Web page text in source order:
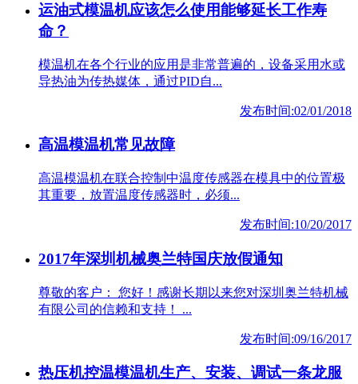
运油式模温机应该怎么使用能够延长工作寿
命？
模温机在各个行业的应用是非常普遍的，设备采用水或
导热油为传热媒体，通过PID自...
发布时间:02/01/2018
高温模温机常见故障
高温模温机在联合控制中温度传感器在模具中的位置极
其重要，放置温度传感器时，必须...
发布时间:10/20/2017
2017年深圳机械奥兰特国庆放假通知
尊敬的客户： 您好！感谢长期以来您对深圳奥兰特机械
有限公司的信赖和支持！ ...
发布时间:09/16/2017
热压机控温模温机生产、安装、调试一条龙服